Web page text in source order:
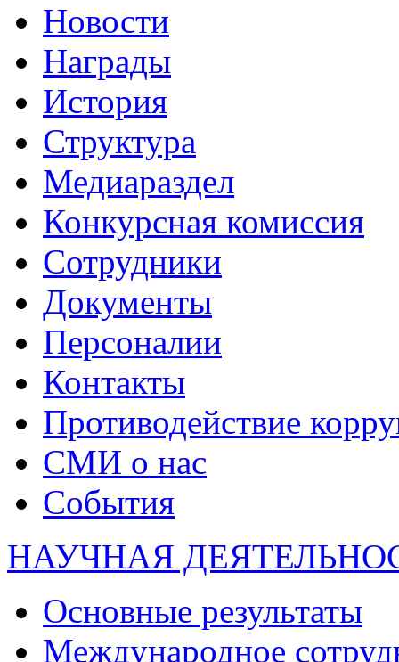
Новости
Награды
История
Структура
Медиараздел
Конкурсная комиссия
Сотрудники
Документы
Персоналии
Контакты
Противодействие
СМИ о нас
События
НАУЧНАЯ
Основные результаты
Международное